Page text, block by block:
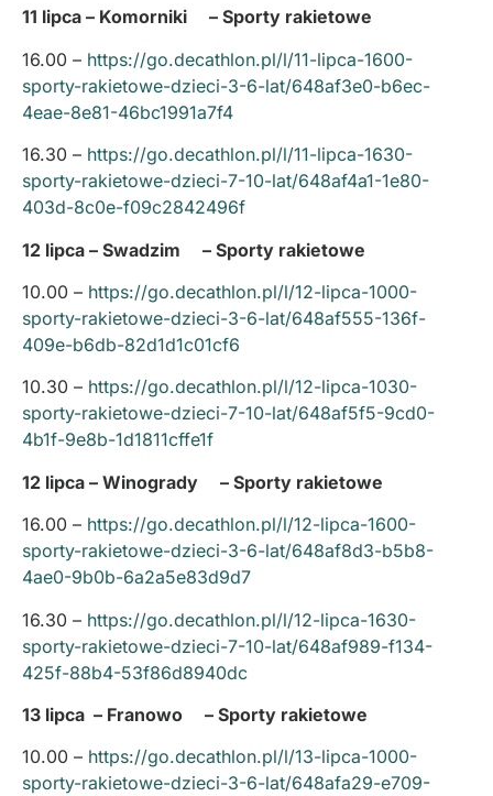
11 lipca – Komorniki – Sporty rakietowe
16.00 – https://go.decathlon.pl/l/11-lipca-1600-
sporty-rakietowe-dzieci-3-6-lat/648af3e0-b6ec-
4eae-8e81-46bc1991a7f4
16.30 – https://go.decathlon.pl/l/11-lipca-1630-
sporty-rakietowe-dzieci-7-10-lat/648af4a1-1e80-
403d-8c0e-f09c2842496f
12 lipca – Swadzim – Sporty rakietowe
10.00 – https://go.decathlon.pl/l/12-lipca-1000-
sporty-rakietowe-dzieci-3-6-lat/648af555-136f-
409e-b6db-82d1d1c01cf6
10.30 – https://go.decathlon.pl/l/12-lipca-1030-
sporty-rakietowe-dzieci-7-10-lat/648af5f5-9cd0-
4b1f-9e8b-1d1811cffe1f
12 lipca – Winogrady – Sporty rakietowe
16.00 – https://go.decathlon.pl/l/12-lipca-1600-
sporty-rakietowe-dzieci-3-6-lat/648af8d3-b5b8-
4ae0-9b0b-6a2a5e83d9d7
16.30 – https://go.decathlon.pl/l/12-lipca-1630-
sporty-rakietowe-dzieci-7-10-lat/648af989-f134-
425f-88b4-53f86d8940dc
13 lipca – Franowo – Sporty rakietowe
10.00 – https://go.decathlon.pl/l/13-lipca-1000-
sporty-rakietowe-dzieci-3-6-lat/648afa29-e709-